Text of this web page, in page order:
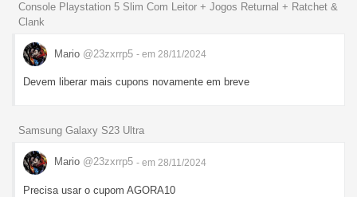
Console Playstation 5 Slim Com Leitor + Jogos Returnal + Ratchet &
Clank
Mario @23zxrrp5 - em 28/11/2024
Devem liberar mais cupons novamente em breve
Samsung Galaxy S23 Ultra
Mario @23zxrrp5 - em 28/11/2024
Precisa usar o cupom AGORA10